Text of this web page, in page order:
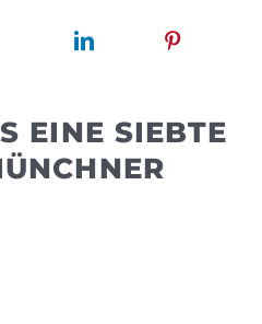
EINE SIEBTE